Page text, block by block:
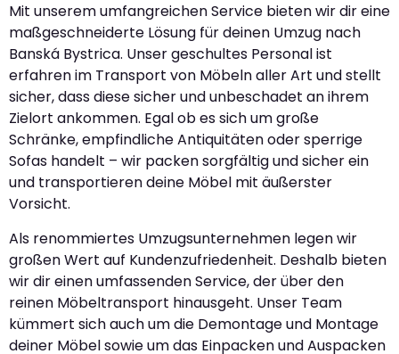
Mit unserem umfangreichen Service bieten wir dir eine
maßgeschneiderte Lösung für deinen Umzug nach
Banská Bystrica. Unser geschultes Personal ist
erfahren im Transport von Möbeln aller Art und stellt
sicher, dass diese sicher und unbeschadet an ihrem
Zielort ankommen. Egal ob es sich um große
Schränke, empfindliche Antiquitäten oder sperrige
Sofas handelt – wir packen sorgfältig und sicher ein
und transportieren deine Möbel mit äußerster
Vorsicht.
Als renommiertes Umzugsunternehmen legen wir
großen Wert auf Kundenzufriedenheit. Deshalb bieten
wir dir einen umfassenden Service, der über den
reinen Möbeltransport hinausgeht. Unser Team
kümmert sich auch um die Demontage und Montage
deiner Möbel sowie um das Einpacken und Auspacken